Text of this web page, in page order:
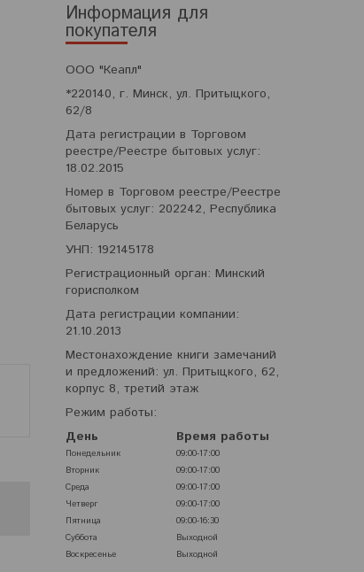
Информация для
покупателя
ООО "Кеапл"
*220140, г. Минск, ул. Притыцкого,
62/8
Дата регистрации в Торговом
реестре/Реестре бытовых услуг:
18.02.2015
Номер в Торговом реестре/Реестре
бытовых услуг: 202242, Республика
Беларусь
УНП: 192145178
Регистрационный орган: Минский
горисполком
Дата регистрации компании:
21.10.2013
Местонахождение книги замечаний
и предложений: ул. Притыцкого, 62,
корпус 8, третий этаж
Режим работы:
День
Время работы
Понедельник
09:00-17:00
Вторник
09:00-17:00
Среда
09:00-17:00
Четверг
09:00-17:00
Пятница
09:00-16:30
Суббота
Выходной
Воскресенье
Выходной